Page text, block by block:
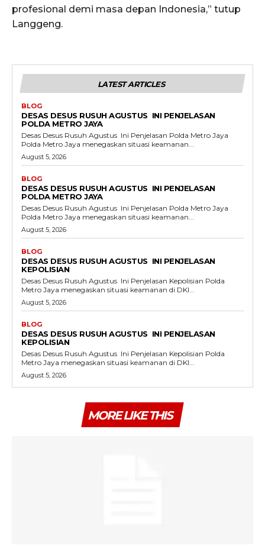
profesional demi masa depan Indonesia,” tutup
Langgeng.
LATEST ARTICLES
BLOG
DESAS DESUS RUSUH AGUSTUS INI PENJELASAN
POLDA METRO JAYA
Desas Desus Rusuh Agustus Ini Penjelasan Polda Metro Jaya
Polda Metro Jaya menegaskan situasi keamanan...
August 5, 2026
BLOG
DESAS DESUS RUSUH AGUSTUS INI PENJELASAN
POLDA METRO JAYA
Desas Desus Rusuh Agustus Ini Penjelasan Polda Metro Jaya
Polda Metro Jaya menegaskan situasi keamanan...
August 5, 2026
BLOG
DESAS DESUS RUSUH AGUSTUS INI PENJELASAN
KEPOLISIAN
Desas Desus Rusuh Agustus Ini Penjelasan Kepolisian Polda
Metro Jaya menegaskan situasi keamanan di DKI...
August 5, 2026
BLOG
DESAS DESUS RUSUH AGUSTUS INI PENJELASAN
KEPOLISIAN
Desas Desus Rusuh Agustus Ini Penjelasan Kepolisian Polda
Metro Jaya menegaskan situasi keamanan di DKI...
August 5, 2026
MORE LIKE THIS